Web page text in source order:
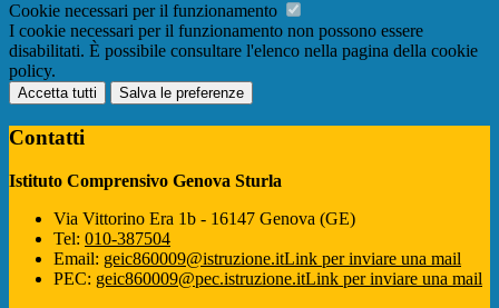
Cookie necessari per il funzionamento
I cookie necessari per il funzionamento non possono essere
disabilitati. È possibile consultare l'elenco nella pagina della cookie
policy.
Accetta tutti Salva le preferenze
Contatti
Istituto Comprensivo Genova Sturla
Via Vittorino Era 1b - 16147 Genova (GE)
Tel: 010-387504
Email: geic860009@istruzione.itLink per inviare una mail
PEC: geic860009@pec.istruzione.itLink per inviare una mail